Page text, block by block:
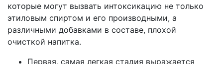
которые могут вызвать интоксикацию не только
этиловым спиртом и его производными, а
различными добавками в составе, плохой
очисткой напитка.
Первая, самая легкая стадия выражается